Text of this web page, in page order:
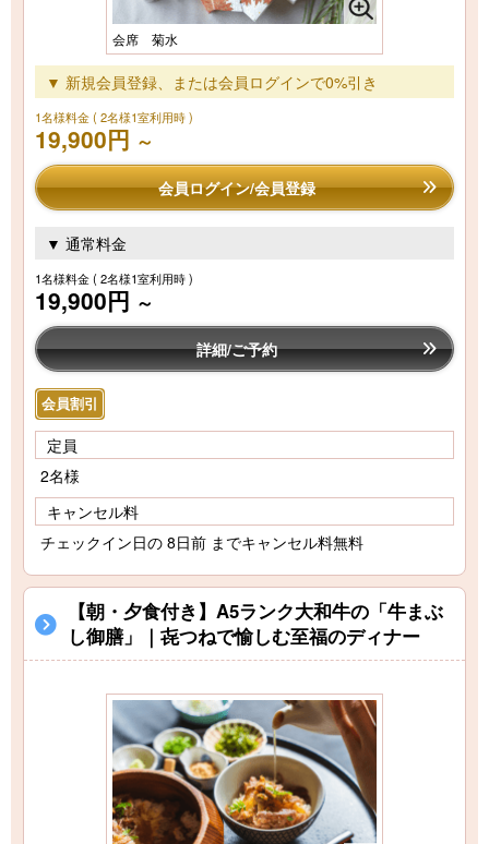
会席 菊水
▼ 新規会員登録、または会員ログインで0%引き
1名様料金( 2名様1室利用時 )
19,900円 ～
会員ログイン/会員登録
▼ 通常料金
1名様料金( 2名様1室利用時 )
19,900円 ～
詳細/ご予約
会員割引
定員
2名様
キャンセル料
チェックイン日の 8日前 までキャンセル料無料
【朝・夕食付き】A5ランク大和牛の「牛まぶ
し御膳」｜㐂つねで愉しむ至福のディナー